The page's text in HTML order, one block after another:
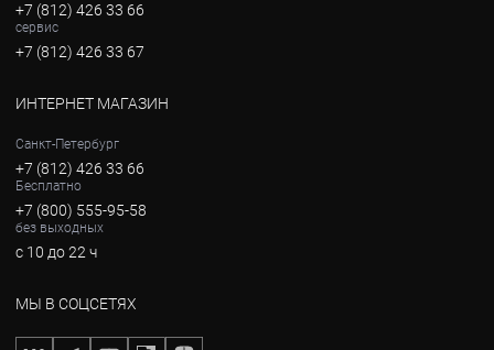
+7 (812) 426 33 66
сервис
+7 (812) 426 33 67
ИНТЕРНЕТ МАГАЗИН
Санкт-Петербург
+7 (812) 426 33 66
Бесплатно
+7 (800) 555-95-58
без выходных
с 10 до 22 ч
МЫ В СОЦСЕТЯХ